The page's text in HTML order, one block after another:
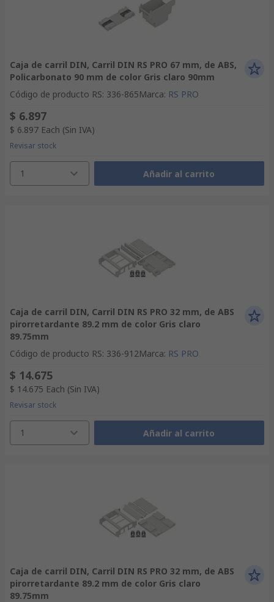
Caja de carril DIN, Carril DIN RS PRO 67 mm, de ABS,
Policarbonato 90 mm de color Gris claro 90mm
Código de producto RS: 336-865Marca: RS PRO
$ 6.897
$ 6.897 Each (Sin IVA)
Revisar stock
1 Añadir al carrito
Caja de carril DIN, Carril DIN RS PRO 32 mm, de ABS
pirorretardante 89.2 mm de color Gris claro
89.75mm
Código de producto RS: 336-912Marca: RS PRO
$ 14.675
$ 14.675 Each (Sin IVA)
Revisar stock
1 Añadir al carrito
Caja de carril DIN, Carril DIN RS PRO 32 mm, de ABS
pirorretardante 89.2 mm de color Gris claro
89.75mm